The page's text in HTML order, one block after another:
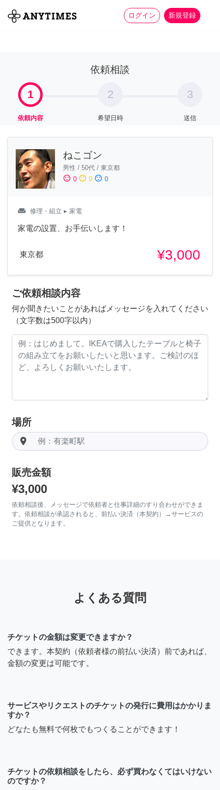
ログイン 新規登録
全て 家事 more_horiz
依頼相談
1
依頼内容
2
希望日時
3
送信
ねこゴン
男性 / 50代 / 東京都
sentiment_satisfied 0 sentiment_neutral 0 sentiment_dissatisfied 0
weekend 修理・組立 ▸ 家電
家電の設置、お手伝いします！
東京都 ¥3,000
ご依頼相談内容
何か聞きたいことがあればメッセージを入れてください
（文字数は500字以内）
場所
room
販売金額
¥3,000
依頼相談後、メッセージで依頼者と仕事詳細のすり合わせができま
す。依頼相談が承認されると、前払い決済（本契約）→サービスの
ご提供となります。
よくある質問
チケットの金額は変更できますか？
できます。本契約（依頼者様の前払い決済）前であれば、
金額の変更は可能です。
サービスやリクエストのチケットの発行に費用はかかりま
すか？
どなたも無料で何枚でもつくることができます！
チケットの依頼相談をしたら、必ず買わなくてはいけない
のですか？